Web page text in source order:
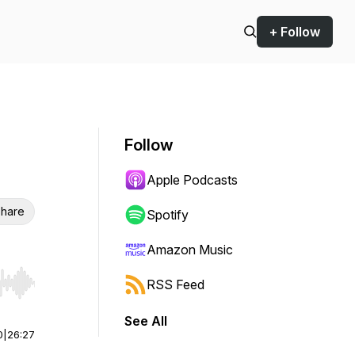
+ Follow
Hold shift to jump forward or backward.
26:27
Follow
Apple Podcasts
Spotify
Amazon Music
RSS Feed
See All